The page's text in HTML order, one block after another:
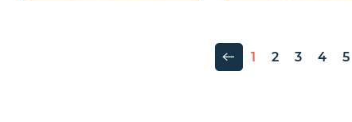
Page précédente 1 2 3 4 5